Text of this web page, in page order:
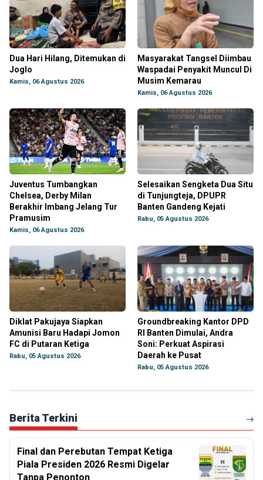
Dua Hari Hilang, Ditemukan di
Joglo
Kamis, 06 Agustus 2026
Masyarakat Tangsel Diimbau
Waspadai Penyakit Muncul Di
Musim Kemarau
Kamis, 06 Agustus 2026
Juventus Tumbangkan
Chelsea, Derby Milan
Berakhir Imbang Jelang Tur
Pramusim
Kamis, 06 Agustus 2026
Selesaikan Sengketa Dua Situ
di Tunjungteja, DPUPR
Banten Gandeng Kejati
Rabu, 05 Agustus 2026
Diklat Pakujaya Siapkan
Amunisi Baru Hadapi Jomon
FC di Putaran Ketiga
Rabu, 05 Agustus 2026
Groundbreaking Kantor DPD
RI Banten Dimulai, Andra
Soni: Perkuat Aspirasi
Daerah ke Pusat
Rabu, 05 Agustus 2026
Berita Terkini
Final dan Perebutan Tempat Ketiga
Piala Presiden 2026 Resmi Digelar
Tanpa Penonton